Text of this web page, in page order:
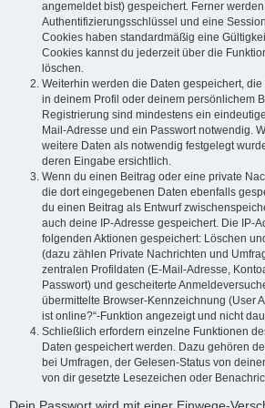
angemeldet bist) gespeichert. Ferner
Authentifizierungsschlüssel und eine
Cookies haben standardmäßig eine
Cookies kannst du jederzeit über die
löschen.
Weiterhin werden die Daten gespeichert,
in deinem Profil oder deinem persönlichem
Registrierung sind mindestens ein
Mail-Adresse und ein Passwort notwendig.
weitere Daten als notwendig festgelegt
deren Eingabe ersichtlich.
Wenn du einen Beitrag oder eine private
die dort eingegebenen Daten ebenfalls
du einen Beitrag als Entwurf
auch deine IP-Adresse gespeichert. Die IP-
folgenden Aktionen gespeichert: Löschen
(dazu zählen Private Nachrichten und
zentralen Profildaten (E-Mail-Adresse,
Passwort) und gescheiterte
übermittelte Browser-Kennzeichnung (User
ist online?“-Funktion angezeigt und nicht
Schließlich erfordern einzelne Funktionen
Daten gespeichert werden. Dazu gehören
bei Umfragen, der Gelesen-Status von
von dir gesetzte Lesezeichen oder